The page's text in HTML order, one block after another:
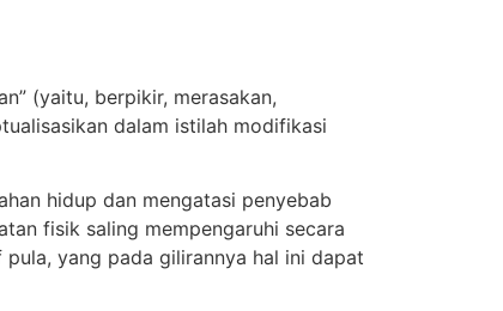
(yaitu, berpikir, merasakan,
dalam istilah modifikasi
hidup dan mengatasi penyebab
fisik saling mempengaruhi secara
yang pada gilirannya hal ini dapat